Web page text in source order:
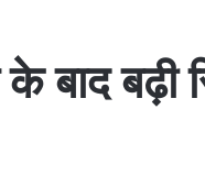
बाद बढ़ी